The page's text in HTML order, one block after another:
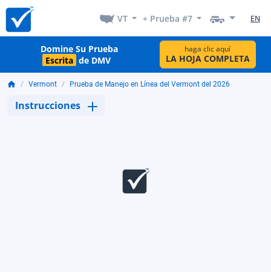
VT + Prueba #7 EN
Domine Su Prueba
Escrita de DMV
haga clic aquí
LA HOJA COMPLETA
Vermont Prueba de Manejo en Línea del Vermont del 2026
Instrucciones